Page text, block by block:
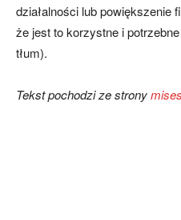
działalności lub powiększenie
że jest to korzystne i
tłum).
Tekst pochodzi ze strony